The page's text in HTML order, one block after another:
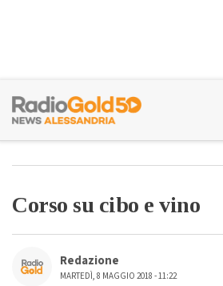
Corso su cibo e vino
Redazione
MARTEDÌ, 8 MAGGIO 2018 - 11:22